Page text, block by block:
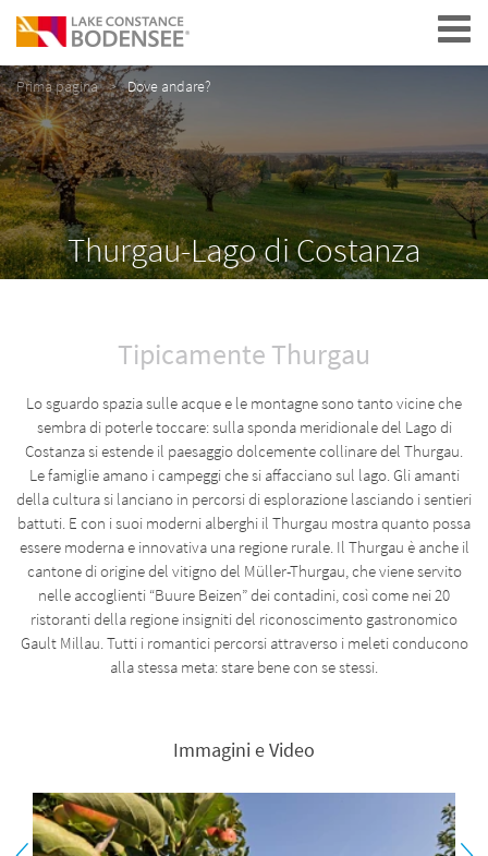
Navigation
Prima pagina Dove andare?
Thurgau-Lago di Costanza
Tipicamente Thurgau
Lo sguardo spazia sulle acque e le montagne sono tanto vicine che
sembra di poterle toccare: sulla sponda meridionale del Lago di
Costanza si estende il paesaggio dolcemente collinare del Thurgau.
Le famiglie amano i campeggi che si affacciano sul lago. Gli amanti
della cultura si lanciano in percorsi di esplorazione lasciando i sentieri
battuti. E con i suoi moderni alberghi il Thurgau mostra quanto possa
essere moderna e innovativa una regione rurale. Il Thurgau è anche il
cantone di origine del vitigno del Müller-Thurgau, che viene servito
nelle accoglienti “Buure Beizen” dei contadini, così come nei 20
ristoranti della regione insigniti del riconoscimento gastronomico
Gault Millau. Tutti i romantici percorsi attraverso i meleti conducono
alla stessa meta: stare bene con se stessi.
Immagini e Video